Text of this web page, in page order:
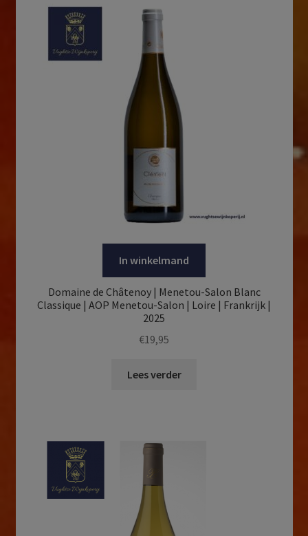
In winkelmand
Domaine de Châtenoy | Menetou-Salon Blanc
Classique | AOP Menetou-Salon | Loire | Frankrijk |
2025
€19,95
Lees verder